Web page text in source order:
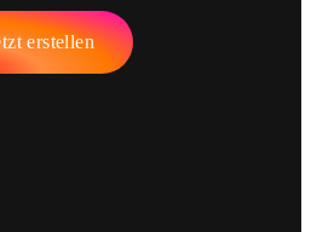
erstellen